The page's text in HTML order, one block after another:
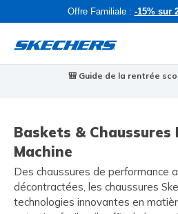
Offre Familiale : -15% sur
🎒 Guide de la rentrée
Baskets & Chaussures
Machine
Des chaussures de performance
décontractées, les chaussures
technologies innovantes en